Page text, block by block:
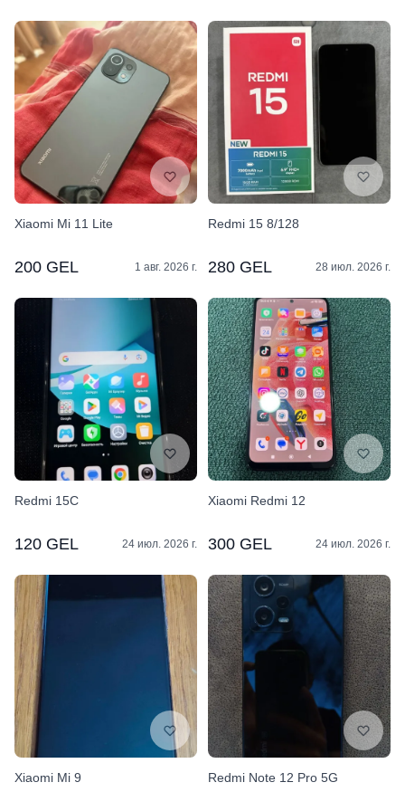
Xiaomi Mi 11 Lite
200 GEL 1 авг. 2026 г.
Redmi 15 8/128
280 GEL 28 июл. 2026 г.
Redmi 15C
120 GEL 24 июл. 2026 г.
Xiaomi Redmi 12
300 GEL 24 июл. 2026 г.
Xiaomi Mi 9 Redmi Note 12 Pro 5G